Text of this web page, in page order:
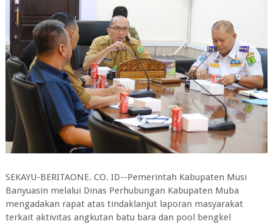
SEKAYU-BERITAONE. CO. ID--Pemerintah Kabupaten Musi
Banyuasin melalui Dinas Perhubungan Kabupaten Muba
mengadakan rapat atas tindaklanjut laporan masyarakat
terkait aktivitas angkutan batu bara dan pool bengkel